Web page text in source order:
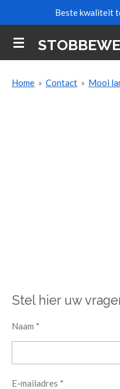
naar
de
Beste kwaliteit
Home » Contact » Mooi
Stel hier uw
Naam *
E-mailadres *